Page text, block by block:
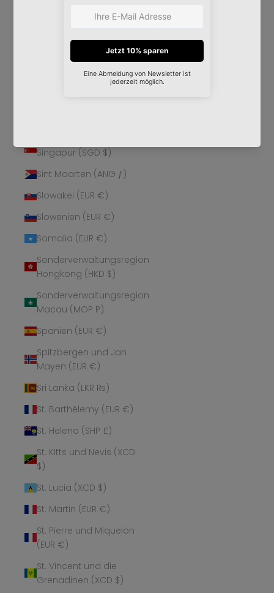
Schweiz (CHF CHF)
Senegal (XOF Fr)
Seychellen (EUR €)
Singapur (SGD $)
Sint Maarten (ANG ƒ)
Slowakei (EUR €)
Slowenien (EUR €)
Somalia (EUR €)
Sonderverwaltungsregion
Hongkong (HKD $)
Sonderverwaltungsregion
Macau (MOP P)
Spanien (EUR €)
Spitzbergen und Jan
Mayen (EUR €)
Sri Lanka (LKR ₨)
St. Barthélemy (EUR €)
St. Helena (SHP £)
St. Kitts und Nevis (XCD
$)
St. Lucia (XCD $)
St. Martin (EUR €)
St. Pierre und Miquelon
(EUR €)
St. Vincent und die
Grenadinen (XCD $)